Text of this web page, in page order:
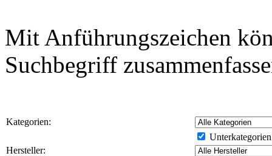
Mit Anführungszeichen
Suchbegriff
Kategorien:
Hersteller: